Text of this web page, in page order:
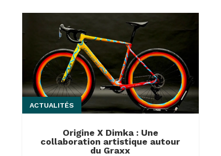
Origine X Dimka : Une
collaboration artistique autour
du Graxx
ACTUALITÉS